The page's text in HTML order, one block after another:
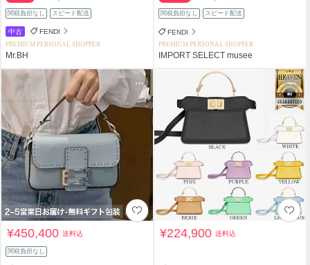
関税負担なし スピード配送
中古 FENDI
PREMIUM PERSONAL SHOPPER
Mr.BH
関税負担なし スピード配送
FENDI
PREMIUM PERSONAL SHOPPER
IMPORT SELECT musee
¥450,400送料込
関税負担なし
¥224,900送料込